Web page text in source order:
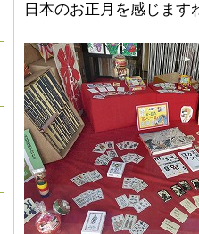
日本のお正月を感じます